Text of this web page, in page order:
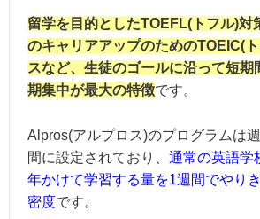
留学を目的としたTOEFL(トフル)対
のキャリアアップのためのTOEIC(
スなど、生徒のゴールに沿って短期
期集中が最大の特徴です。
Alpros(アルプロス)のプログラムは
間に設定されており、 通常の英語学
年かけて学習する量を1週間でやり
密度です。